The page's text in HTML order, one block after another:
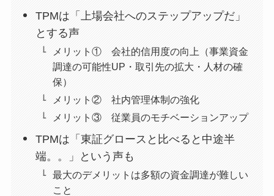
TPMは「上場会社へのステップアップだ」
とする声
メリット① 会社的信用度の向上（事業資金
調達の可能性UP・取引先の拡大・人材の確
保）
メリット② 社内管理体制の強化
メリット③ 従業員のモチベーションアップ
TPMは「東証グロースと比べると中途半
端。。」という声も
最大のデメリットは多額の資金調達が難しい
こと